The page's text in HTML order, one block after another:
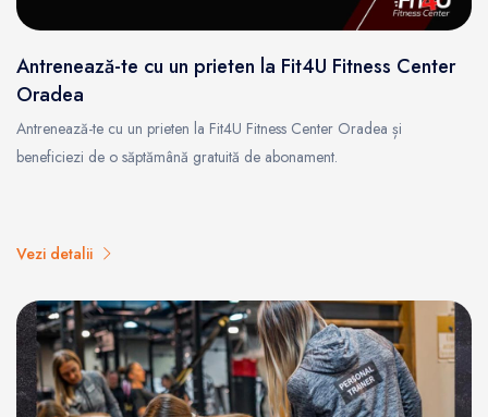
Antrenează-te cu un prieten la Fit4U Fitness Center
Oradea
Antrenează-te cu un prieten la Fit4U Fitness Center Oradea și
beneficiezi de o săptămână gratuită de abonament.
Vezi detalii